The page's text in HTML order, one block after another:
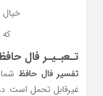
تـعبـیـر فال
تفسیر فال حافظشما
غیرقابل تحمل است.